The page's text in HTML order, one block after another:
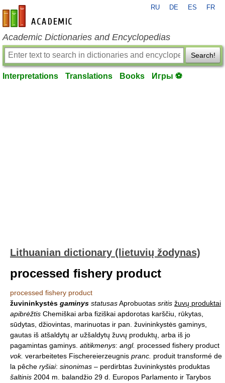
en-academic.com
RU DE ES FR
Academic Dictionaries and Encyclopedias
Search!
Interpretations Translations Books Игры ⚽
Lithuanian dictionary (lietuvių žodynas)
processed fishery product
processed fishery product
žuvininkystės gaminys statusasAprobuotas sritis žuvų produktai
apibrėžtis Chemiškai arba fiziškai apdorotas karščiu, rūkytas,
sūdytas, džiovintas, marinuotas ir pan. žuvininkystės gaminys,
gautas iš atšaldytų ar užšaldytų žuvų produktų, arba iš jo
pagamintas gaminys. atitikmenys: angl. processed fishery product
vok. verarbeitetes Fischereierzeugnis pranc. produit transformé de
la pêche ryšiai: sinonimas – perdirbtas žuvininkystės produktas
šaltinis 2004 m. balandžio 29 d. Europos Parlamento ir Tarybos